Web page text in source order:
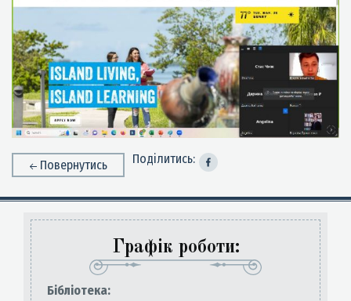
Повернутись Поділитись:
Графік роботи:
Бiблiотека: